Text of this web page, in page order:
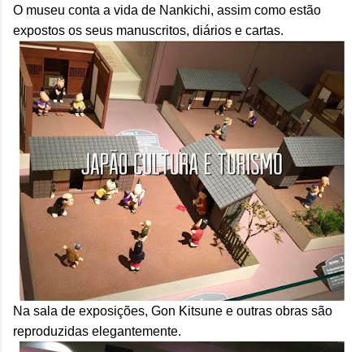
O museu conta a vida de Nankichi, assim como estão
expostos os seus manuscritos, diários e cartas.
Na sala de exposições, Gon Kitsune e outras obras são
reproduzidas elegantemente.